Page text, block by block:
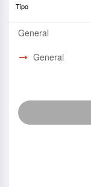
Tipo
General
General